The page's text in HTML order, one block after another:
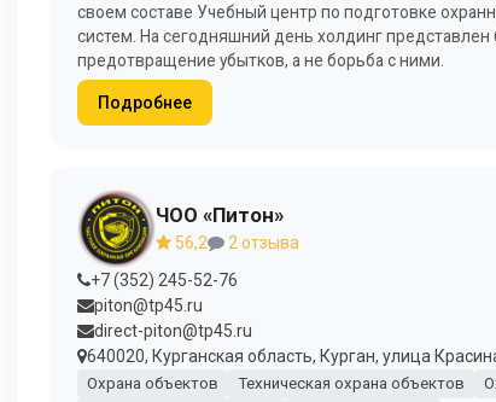
своем составе Учебный центр по подготовке
систем. На сегодняшний день холдинг представлен
предотвращение убытков, а не борьба с ними.
Подробнее
ЧОО «Питон»
56,2
2 отзыва
+7 (352) 245-52-76
piton@tp45.ru
direct-piton@tp45.ru
640020, Курганская область, Курган, улица
Охрана объектов Техническая охрана объектов